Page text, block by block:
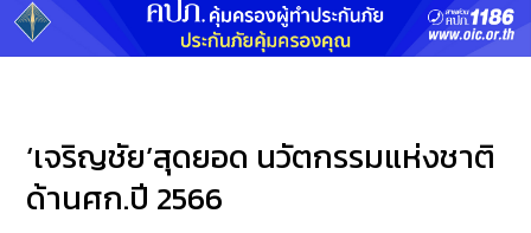
‘เจริญชัย’สุดยอด นวัตกรรมแห่งชาติ
ด้านศก.ปี 2566